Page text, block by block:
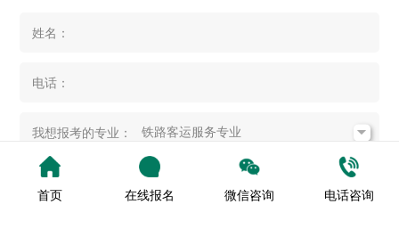
姓名：
电话：
我想报考的专业：
首页 在线报名 微信咨询 电话咨询